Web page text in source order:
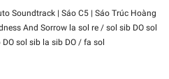
Soundtrack | Sáo C5 | Sáo Trúc Hoàng
And Sorrow la sol re / sol sib DO sol
sol sib la sib DO / fa sol